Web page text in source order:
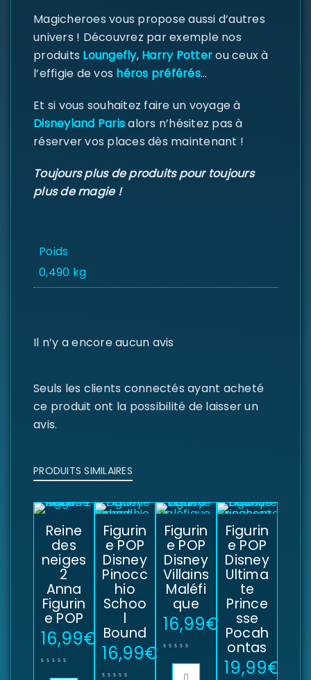
ou e-mail*
Se souvenir de moi
SE CONNECTER
Magicheroes vous propose aussi d’autres
univers ! Découvrez par exemple nos
produits Loungefly,Harry Potterou ceux à
l’effigie de vos héros préférés…
Et si vous souhaitez faire un voyage à
Disneyland Parisalors n’hésitez pas à
réserver vos places dès maintenant !
Toujours plus de produits pour toujours
plus de magie !
Poids
0,490 kg
Il n’y a encore aucun avis
Seuls les clients connectés ayant acheté
ce produit ont la possibilité de laisser un
avis.
PRODUITS SIMILAIRES
Reine
des
neiges
2
Anna
Figurin
e POP
16,99€
Figurin
e POP
Disney
Pinocc
hio
Schoo
l
Bound
16,99€
Figurin
e POP
Disney
Villains
Maléfi
que
16,99€
Figurin
e POP
Disney
Ultima
te
Prince
sse
Pocah
ontas
19,99€